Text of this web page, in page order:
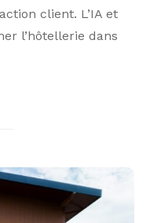
client. L’IA et
l’hôtellerie dans